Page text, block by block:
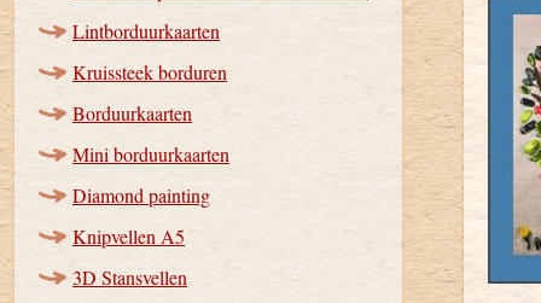
Lintborduurkaarten
Kruissteek borduren
Borduurkaarten
Mini borduurkaarten
Diamond painting
Knipvellen A5
3D Stansvellen